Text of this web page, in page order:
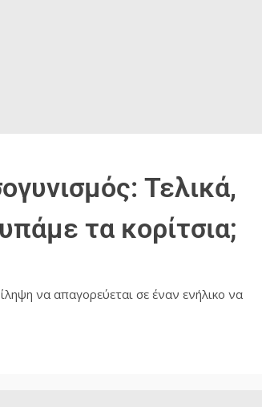
Τελικά,
τα κορίτσια;
να απαγορεύεται σε έναν ενήλικο να